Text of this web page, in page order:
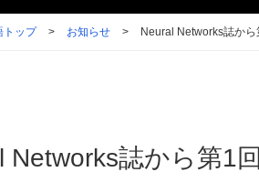
トップ > お知らせ > Neural Networks誌か
Networks誌から第1